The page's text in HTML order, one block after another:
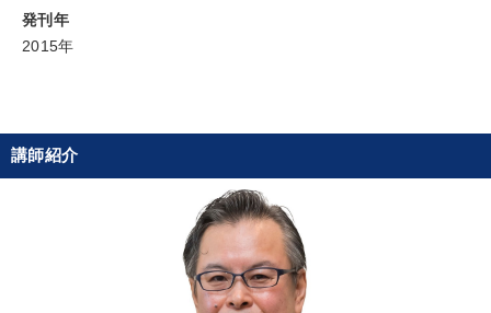
財務・数字力の向上
後継者に聞かせたい
※「更新」を押すと「カテゴリー」「目的別」「キーワード」を更新いただけます。
発刊年
2015年
講師紹介